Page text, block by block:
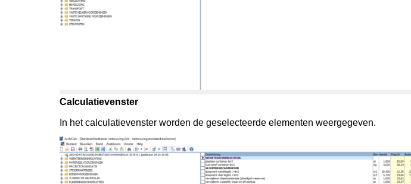
Calculatievenster
In het calculatievenster worden de geselecteerde elementen weergegeven.